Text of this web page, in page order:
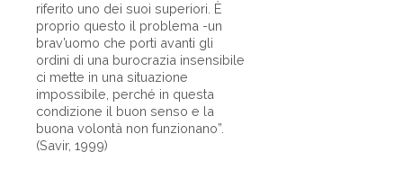
riferito uno dei suoi superiori. È
proprio questo il problema -un
brav’uomo che porti avanti gli
ordini di una burocrazia insensibile
ci mette in una situazione
impossibile, perché in questa
condizione il buon senso e la
buona volontà non funzionano”.
(Savir, 1999)